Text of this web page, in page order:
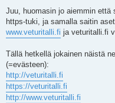
e
t
i
Juu, huomasin jo aiemmin
https-tuki, ja samalla saitin
www.veturitalli.fi ja veturitalli.fi
Tällä hetkellä jokainen näistä
(=evästeen):
http://veturitalli.fi
https://veturitalli.fi
http://www.veturitalli.fi